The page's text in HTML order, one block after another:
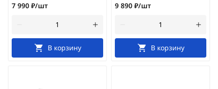
7 990 ₽/шт
В корзину
9 890 ₽/шт
В корзину